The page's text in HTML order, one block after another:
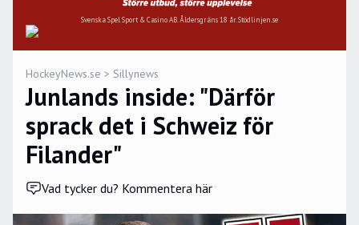
Svenska Spel Sport & Casino AB. Åldersgräns 18 år. Stödlinjen.se
HockeyNews.se > Sillynews
Junlands inside: "Därför
sprack det i Schweiz för
Filander"
Vad tycker du? Kommentera här